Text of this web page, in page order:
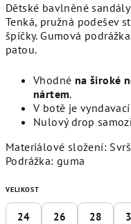
Dětské bavlněné
Tenká, pružná podešev
špičky. Gumová
patou.
Vhodné na široké
nártem.
V botě je
Nulový drop
Materiálové složení:
Podrážka: guma
VELIKOST
24 26 28